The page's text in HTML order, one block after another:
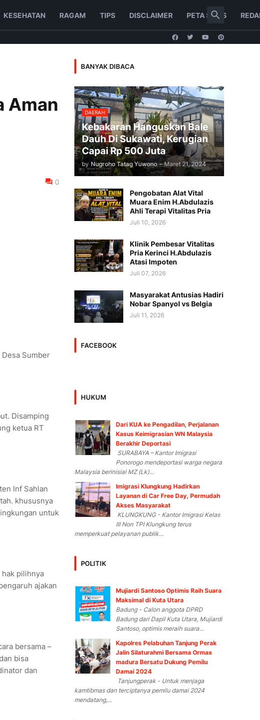
KESEHATAN RAGAM TIPS DISCLAIMER PETA SITUS
Aman
0
Sumber
Disamping
ketua RT
Inf Sahlan
khususnya
untuk
pilihnya
ajakan
bersama –
bisa
dan
BANYAK DIBACA
DAERAH
Kebakaran Hanguskan Bale
Dauh Di Sukawati, Kerugian
Capai Rp 500 Juta
by Nugroho Tatag Yuwono - Maret 21, 2024
Pengobatan Alat Vital
Muara Enim H.Abdulazis
Ahli Terapi Vitalitas Pria
Juli 10, 2026
Klinik Pembesar Vitalitas
Pria Kerinci H.Abdulazis
Atasi Impoten
Juli 07, 2026
Masyarakat Antusias Hadiri
Nobar Spanyol vs Belgia
Juli 11, 2026
FACEBOOK
HUKUM
Dari KUA ke Pengadilan, Perjalanan
Kasus Keimigrasian WN Malaysia
Berakhir Deportasi
SURABAYA – Kantor Imigrasi
Ponorogo mendeportasi warga negara
Malaysia berinisial MZ (Lk)...
Imigrasi Klungkung Hadirkan
Layanan di Car Free Day, Permudah
Akses Masyarakat
KLUNGKUNG - Kantor Imigrasi Kelas
III Non TPI Klungkung terus
memperkuat pelayanan publik...
POLITIK
Mujiardi Santoso Optimis Raih Suara
Maksimal di Kuta Utara
Badung - Calon anggota DPRD
Badung dari Dapil Kuta Utara, Mujiardi
Santoso, optimis meraih suara...
Kapolres Pelabuhan Tanjung Perak
Jalin Silaturahmi Bersama Ormas
madura Bersatu Dukung Pemilu
Damai 2024
Tanjungperak - Untuk menjaga
kamtibmas dan terciptanya pemilu damai 2024
mendatang,...